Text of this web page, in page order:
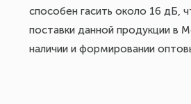
способен гасить около 16 дБ,
поставки данной продукции в
наличии и формировании